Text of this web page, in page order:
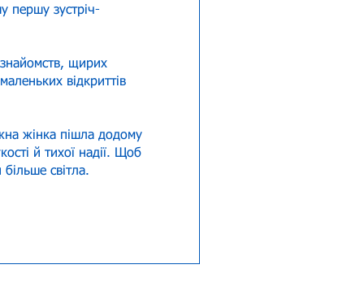
першу зустріч-
щирих
відкриттів
жінка пішла додому
й тихої надії. Щоб
світла.